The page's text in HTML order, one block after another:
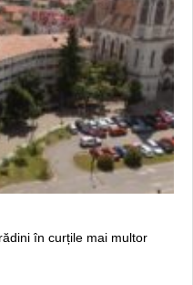
în curțile mai multor